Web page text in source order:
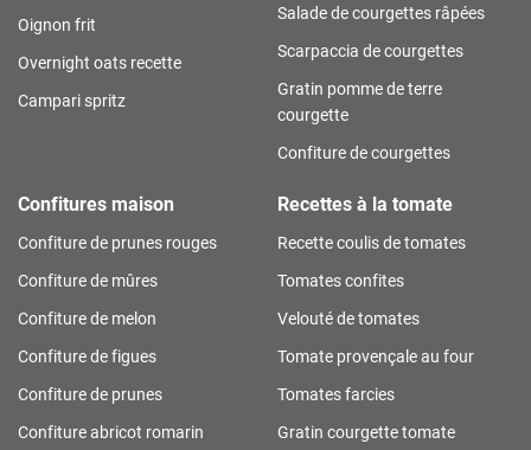
Oignon frit
Overnight oats recette
Campari spritz
Salade de courgettes râpées
Scarpaccia de courgettes
Gratin pomme de terre
courgette
Confiture de courgettes
Confitures maison
Confiture de prunes rouges
Confiture de mûres
Confiture de melon
Confiture de figues
Confiture de prunes
Confiture abricot romarin
Recettes à la tomate
Recette coulis de tomates
Tomates confites
Velouté de tomates
Tomate provençale au four
Tomates farcies
Gratin courgette tomate